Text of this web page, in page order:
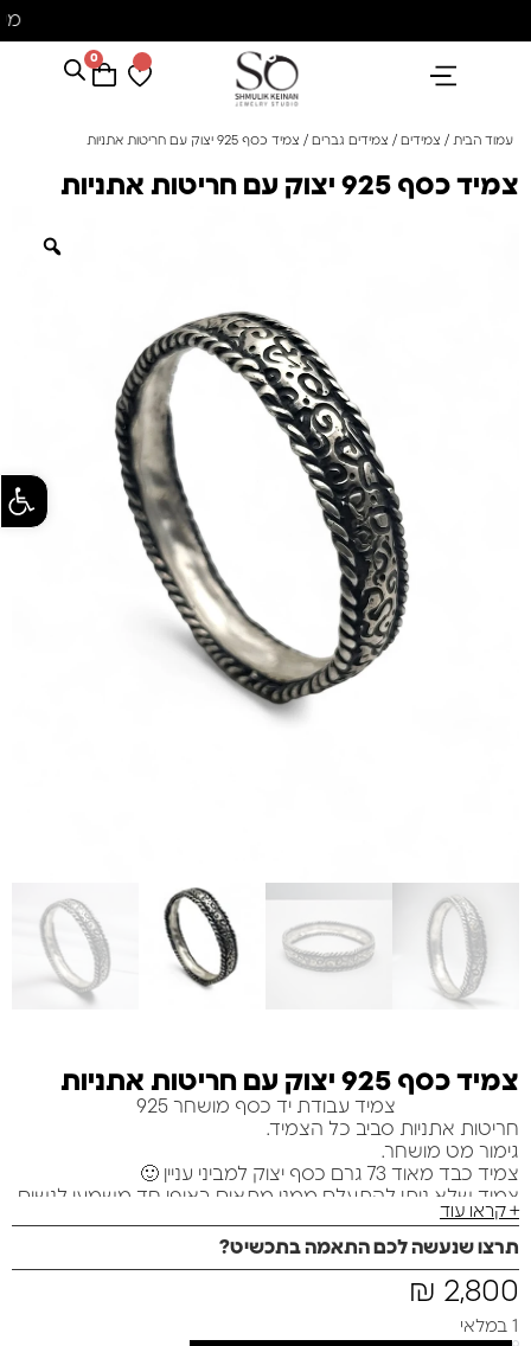
0
עמוד הבית / צמידים / צמידים גברים / צמיד כסף 925 יצוק עם חריטות אתניות
צמיד כסף 925 יצוק עם חריטות אתניות
צמיד כסף 925 יצוק עם חריטות אתניות
צמיד עבודת יד כסף מושחר 925
חריטות אתניות סביב כל הצמיד.
גימור מט מושחר.
צמיד כבד מאוד 73 גרם כסף יצוק למביני עניין 🙂
צמיד שלא ניתן להתעלם ממנו מתאים באופן חד משמעי לנשים
וגברים כאחד
מראה יום יומי עם אמירה חד משמעית.
+ קראו עוד
תרצו שנעשה לכם התאמה בתכשיט?
₪ 2,800
1 במלאי
פתח